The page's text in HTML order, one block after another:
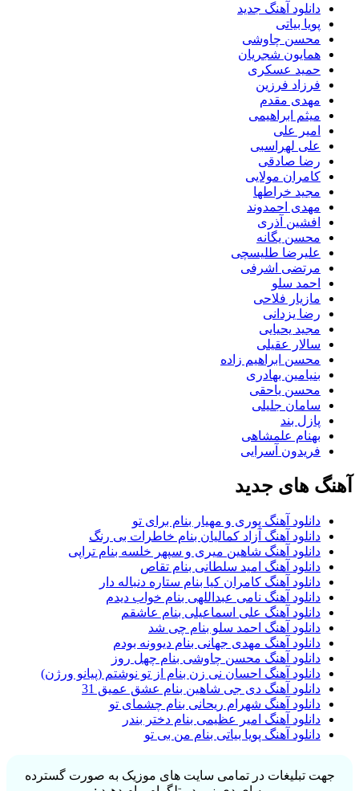
دانلود آهنگ جدید
پویا بیاتی
محسن چاوشی
همایون شجریان
حمید عسکری
فرزاد فرزین
مهدی مقدم
میثم ابراهیمی
امیر علی
علی لهراسبی
رضا صادقی
کامران مولایی
مجید خراطها
مهدی احمدوند
افشین آذری
محسن یگانه
علیرضا طلیسچی
مرتضی اشرفی
احمد سلو
مازیار فلاحی
رضا یزدانی
مجید یحیایی
سالار عقیلی
محسن ابراهیم زاده
بنیامین بهادری
محسن یاحقی
سامان جلیلی
پازل بند
بهنام علمشاهی
فریدون آسرایی
آهنگ های جدید
دانلود آهنگ پوری و مهیار بنام برای تو
دانلود آهنگ آزاد کمالیان بنام خاطرات بی رنگ
دانلود آهنگ شاهین میری و سپهر خلسه بنام تراپی
دانلود آهنگ امید سلطانی بنام تقاص
دانلود آهنگ کامران کیا بنام ستاره دنباله دار
دانلود آهنگ نامی عبداللهی بنام خواب دیدم
دانلود آهنگ علی اسماعیلی بنام عاشقم
دانلود آهنگ احمد سلو بنام چی شد
دانلود آهنگ مهدی جهانی بنام دیوونه بودم
دانلود آهنگ محسن چاوشی بنام چهل روز
دانلود آهنگ احسان نی زن بنام از تو نوشتم (پیانو ورژن)
دانلود آهنگ دی جی شاهین بنام عشق عمیق 31
دانلود آهنگ شهرام ریحانی بنام چشمای تو
دانلود آهنگ امیر عظیمی بنام دختر بندر
دانلود آهنگ پویا بیاتی بنام من بی تو
جهت تبلیغات در تمامی سایت های موزیک به صورت گسترده